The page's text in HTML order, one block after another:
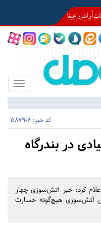
Toggle
کد خبر: 587906
در بندرگاه
کرد: خبر آتش‌سوزی چهار
آتش‌سوزی هیچ‌گونه خسارت